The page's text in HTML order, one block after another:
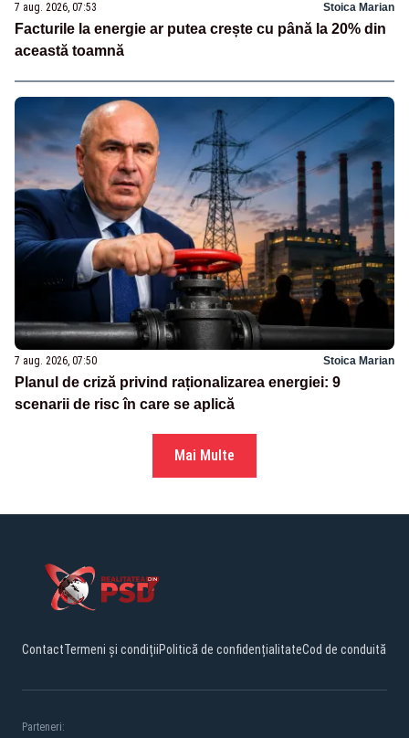
7 aug. 2026, 07:53 Stoica Marian
Facturile la energie ar putea crește cu până la 20% din
această toamnă
7 aug. 2026, 07:50 Stoica Marian
Planul de criză privind raționalizarea energiei: 9
scenarii de risc în care se aplică
Mai Multe
ContactTermeni și condițiiPolitică de confidențialitateCod de conduită
Parteneri: